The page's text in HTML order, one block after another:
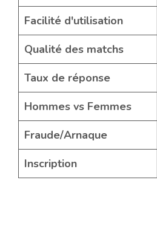
Facilité d'utilisation
Qualité des matchs
Taux de réponse
Hommes vs Femmes
Fraude/Arnaque
Inscription